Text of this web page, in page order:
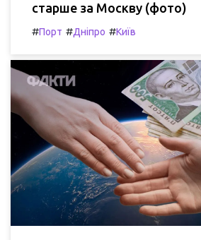
старше за Москву (фото)
#Порт #Дніпро #Київ